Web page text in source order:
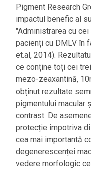
Pigment Research
impactul benefic al
"Administrarea cu
pacienți cu DMLV în
et.al, 2014).
ce conține toți cei
mezo-zeaxantină,
obținut rezultate
pigmentului macular
contrast. De
protecție împotriva
cea mai importantă
degenerescenței
vedere morfologic